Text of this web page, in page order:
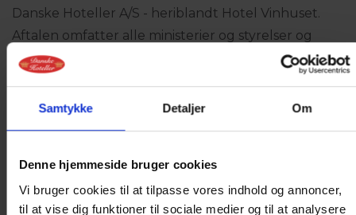
Samtykke Detaljer Om
Denne hjemmeside bruger cookies
Vi bruger cookies til at tilpasse vores indhold og annoncer,
til at vise dig funktioner til sociale medier og til at analysere
Danske Hoteller A/S - heriblandt Hotel Vinhuset.
Aftalen omfatter alle ministerier og styrelser og
giver desuden regioner, kommuner og andre
møder og konferencer hos Danske Hoteller A/S.
Lad Hotel Vinhuset i Næstved sætte rammerne for
Kontakt hotellet for en uforpligtende samtale på:
Tlf.+45 5572 0807ellervinhuset@danske-